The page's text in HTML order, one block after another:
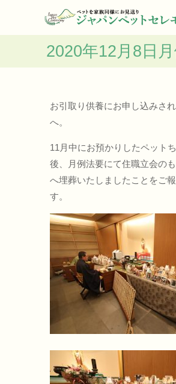
2020年12月8日
お引取り供養にお申し込みさ
へ。
11月中にお預かりしたペット
後、月例法要にて住職立会の
へ埋葬いたしましたことをご
す。